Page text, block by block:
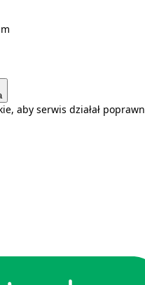
aby serwis działał